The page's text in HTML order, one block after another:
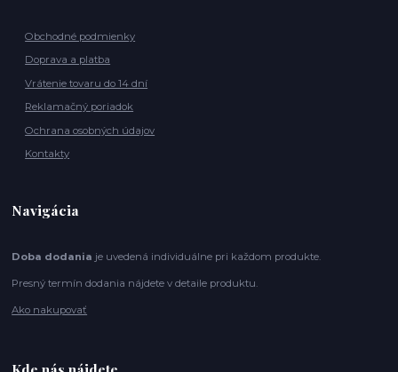
Obchodné podmienky
Doprava a platba
Vrátenie tovaru do 14 dní
Reklamačný poriadok
Ochrana osobných údajov
Kontakty
Navigácia
Doba dodania je uvedená individuálne pri každom produkte.
Presný termín dodania nájdete v detaile produktu.
Ako nakupovať